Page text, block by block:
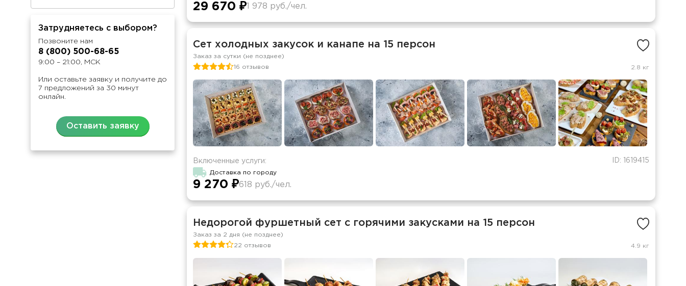
Затрудняетесь с выбором?
Позвоните нам
8 (800) 500-68-65
9:00 – 21:00, МСК
Или оставьте заявку и получите до
7 предложений за 30 минут
онлайн.
Оставить заявку
29 670 ₽ 1 978 руб./чел.
Сет холодных закусок и канапе на 15 персон
Заказ за сутки (не позднее)
16 отзывов
2.8 кг
ID: 1619415
Включенные услуги:
Доставка по городу
9 270 ₽618 руб./чел.
Недорогой фуршетный сет с горячими закусками на 15 персон
Заказ за 2 дня (не позднее)
22 отзывов
4.9 кг